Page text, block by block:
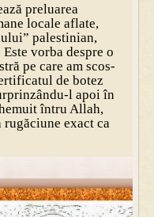
preluarea
locale aflate,
palestinian,
Este vorba despre o
pe care am scos-
de botez
l apoi în
întru Allah,
exact ca